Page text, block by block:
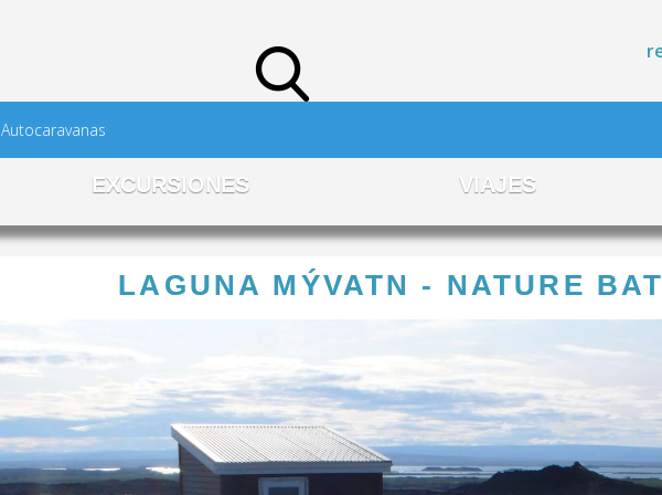
Autocaravanas
EXCURSIONES VIAJES
LAGUNA MÝVATN - NATURE